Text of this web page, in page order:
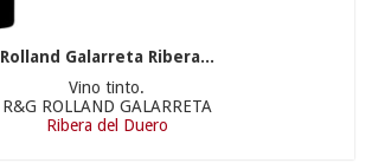
Rolland Galarreta Ribera...
Vino tinto.
R&G ROLLAND GALARRETA
Ribera del Duero